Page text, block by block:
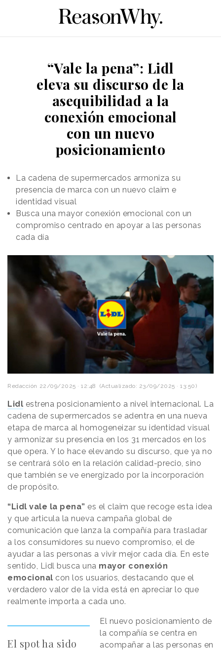
“Vale la pena”: Lidl
eleva su discurso de la
asequibilidad a la
conexión emocional
con un nuevo
posicionamiento
La cadena de supermercados armoniza su
presencia de marca con un nuevo claim e
identidad visual
Busca una mayor conexión emocional con un
compromiso centrado en apoyar a las personas
cada día
Redacción 22/09/2025 · 12:48 (Actualizado: 23/09/2025 · 13:50)
Lidl estrena posicionamiento a nivel internacional. La
cadena de supermercados se adentra en una nueva
etapa de marca al homogeneizar su identidad visual
y armonizar su presencia en los 31 mercados en los
que opera. Y lo hace elevando su discurso, que ya no
se centrará sólo en la relación calidad-precio, sino
que también se ve energizado por la incorporación
de propósito.
“Lidl vale la pena” es el claim que recoge esta idea
y que articula la nueva campaña global de
comunicación que lanza la compañía para trasladar
a los consumidores su nuevo compromiso, el de
ayudar a las personas a vivir mejor cada día. En este
sentido, Lidl busca una mayor conexión
emocional con los usuarios, destacando que el
verdadero valor de la vida está en apreciar lo que
realmente importa a cada uno.
El spot ha sido
El nuevo posicionamiento de
la compañía se centra en
acompañar a las personas en